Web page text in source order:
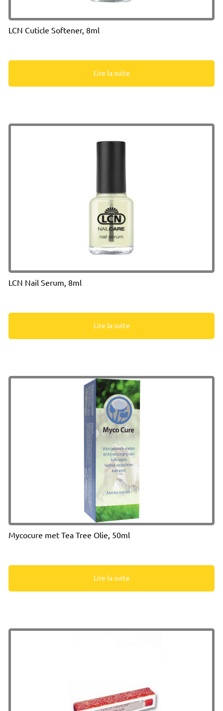
LCN Cuticle Softener, 8ml
Lire la suite
LCN Nail Serum, 8ml
Lire la suite
Mycocure met Tea Tree Olie, 50ml
Lire la suite